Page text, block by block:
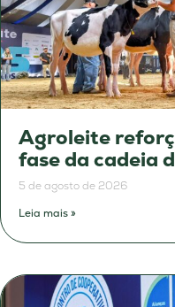
Agroleite
fase da cadeia
5 de agosto de 2026
Leia mais »